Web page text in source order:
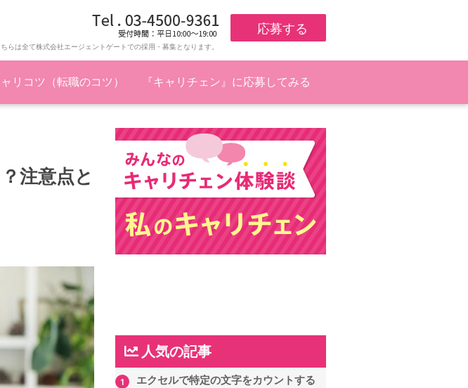
応募する
ちらは全て株式会社エージェントゲートでの採用・募集となります。
リコツ（転職のコツ） 『キャリチェン』に応募してみる
注意点と
人気の記事
1
エクセルで特定の文字をカウントする